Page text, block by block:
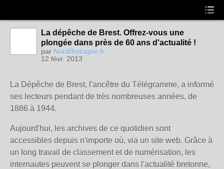
La dépêche de Brest. Offrez-vous une
plongée dans près de 60 ans d'actualité !
par NordBretagne.fr
12 févr. 2013
La Dépêche de Brest, l'ancêtre du Télégramme, a informé
ses lecteurs pendant de très nombreuses années, de
1886 à 1944.
Aujourd'hui, les archives de ce quotidien sont
accessibles depuis n'importe où, via un site web. Grâce à
un long travail de classement et de numérisation, les
internautes peuvent se plonger dans l'actualité bretonne,